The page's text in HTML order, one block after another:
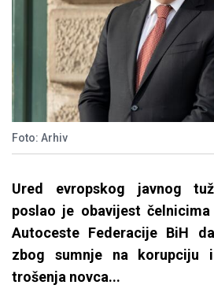
Foto: Arhiv
Ured evropskog javnog
poslao je obavijest
Autoceste Federacije BiH
zbog sumnje na korupciju i
trošenja novca...